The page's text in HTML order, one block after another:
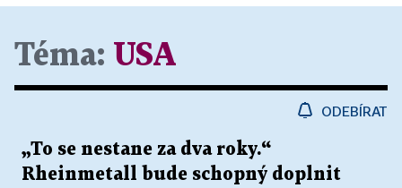
Téma: USA
ODEBÍRAT
„To se nestane za dva roky.“
Rheinmetall bude schopný doplnit